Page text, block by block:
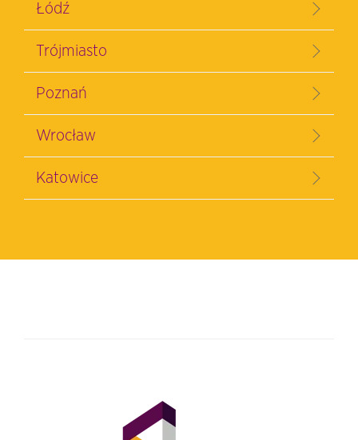
Łódź
Trójmiasto
Poznań
Wrocław
Katowice